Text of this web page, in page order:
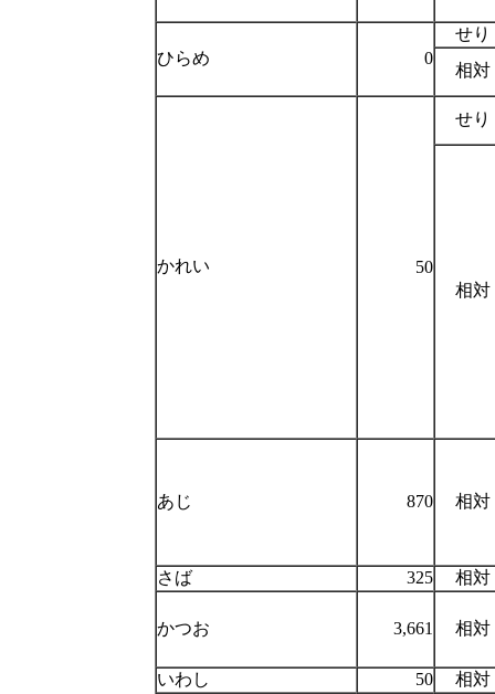
ひらめ 0
せり
相対
かれい 50
せり
相対
あじ 870 相対
さば 325 相対
かつお 3,661 相対
いわし 50 相対